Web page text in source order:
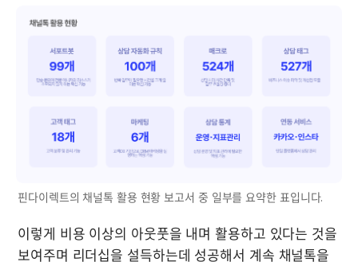
핀다이렉트의 채널톡 활용 현황 보고서 중 일부를 요약한 표입니다.
이렇게 비용 이상의 아웃풋을 내며 활용하고 있다는 것을
보여주며 리더십을 설득하는데 성공해서 계속 채널톡을